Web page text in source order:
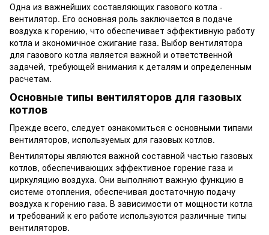
Одна из важнейших составляющих газового котла -
вентилятор. Его основная роль заключается в подаче
воздуха к горению, что обеспечивает эффективную работу
котла и экономичное сжигание газа. Выбор вентилятора
для газового котла является важной и ответственной
задачей, требующей внимания к деталям и определенным
расчетам.
Основные типы вентиляторов для газовых
котлов
Прежде всего, следует ознакомиться с основными типами
вентиляторов, используемых для газовых котлов.
Вентиляторы являются важной составной частью газовых
котлов, обеспечивающих эффективное горение газа и
циркуляцию воздуха. Они выполняют важную функцию в
системе отопления, обеспечивая достаточную подачу
воздуха к горению газа. В зависимости от мощности котла
и требований к его работе используются различные типы
вентиляторов.